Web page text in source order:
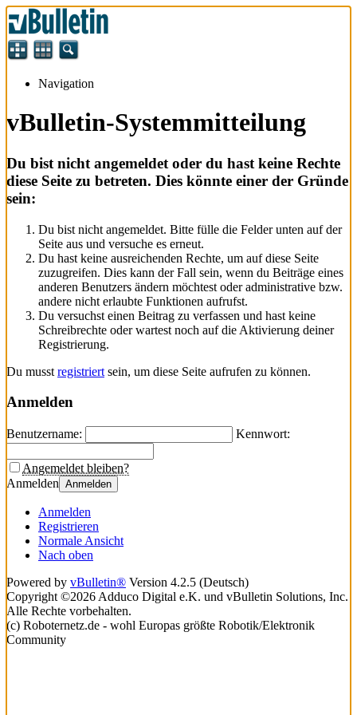
Navigation
vBulletin-Systemmitteilung
Du bist nicht angemeldet oder du hast keine Rechte
diese Seite zu betreten. Dies könnte einer der Gründe
sein:
Du bist nicht angemeldet. Bitte fülle die Felder unten auf der
Seite aus und versuche es erneut.
Du hast keine ausreichenden Rechte, um auf diese Seite
zuzugreifen. Dies kann der Fall sein, wenn du Beiträge eines
anderen Benutzers ändern möchtest oder administrative bzw.
andere nicht erlaubte Funktionen aufrufst.
Du versuchst einen Beitrag zu verfassen und hast keine
Schreibrechte oder wartest noch auf die Aktivierung deiner
Registrierung.
Du musst registriert sein, um diese Seite aufrufen zu können.
Anmelden
Benutzername: Kennwort:
Angemeldet bleiben?
Anmelden Anmelden
Anmelden
Registrieren
Normale Ansicht
Nach oben
Powered by vBulletin® Version 4.2.5 (Deutsch)
Copyright ©2026 Adduco Digital e.K. und vBulletin Solutions, Inc.
Alle Rechte vorbehalten.
(c) Roboternetz.de - wohl Europas größte Robotik/Elektronik
Community